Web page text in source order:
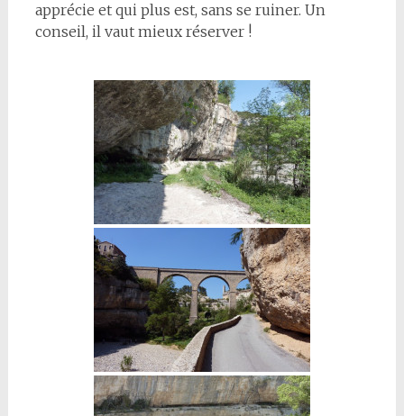
apprécie et qui plus est, sans se ruiner. Un
conseil, il vaut mieux réserver !